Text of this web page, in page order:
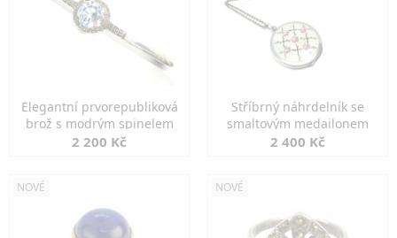
Elegantní prvorepubliková
brož s modrým spinelem
2 200 Kč
Stříbrný náhrdelník se
smaltovým medailonem
2 400 Kč
NOVÉ NOVÉ